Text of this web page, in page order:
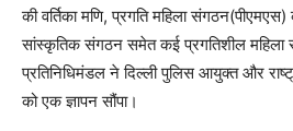
की वर्तिका मणि, प्रगति महिला
सांस्कृतिक संगठन समेत कई प्रगतिशील महिला
प्रतिनिधिमंडल ने दिल्ली पुलिस आयुक्त और
को एक ज्ञापन सौंपा।